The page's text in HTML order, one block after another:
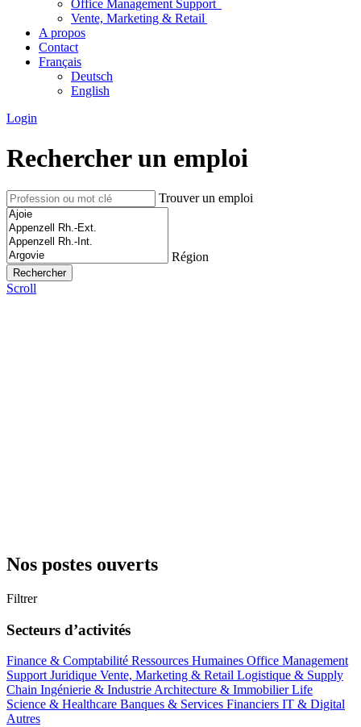
Office Management Support
Vente, Marketing & Retail
A propos
Contact
Français
Deutsch
English
Login
Rechercher un emploi
Trouver un emploi
Région
Scroll
Nos postes ouverts
Filtrer
Secteurs d’activités
Finance & Comptabilité Ressources Humaines Office Management
SupportJuridique Vente, Marketing & Retail Logistique & Supply
Chain Ingénierie & IndustrieArchitecture & ImmobilierLife
Science & Healthcare Banques & Services Financiers IT & Digital
Autres